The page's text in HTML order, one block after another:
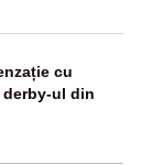
cu
ul din